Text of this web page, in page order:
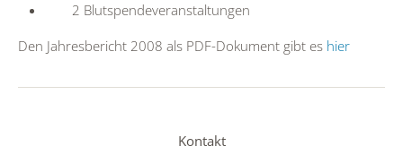
2 Blutspendeveranstaltungen
Den Jahresbericht 2008 als PDF-Dokument gibt es hier
Kontakt